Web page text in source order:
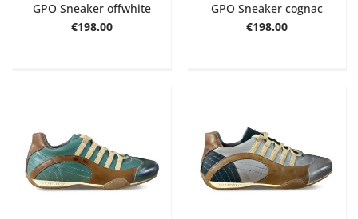
GPO Sneaker offwhite
€198.00
GPO Sneaker cognac
€198.00